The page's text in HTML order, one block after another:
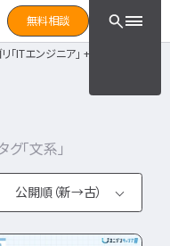
無料相談
まずは読みたい記事をサ
と検索！
IT転職ガイド
転職エージェント
IT企業レビュー
ITエンジニア」 + タグ「文系」
「文系」
公開順（新→古）
公開順（古→